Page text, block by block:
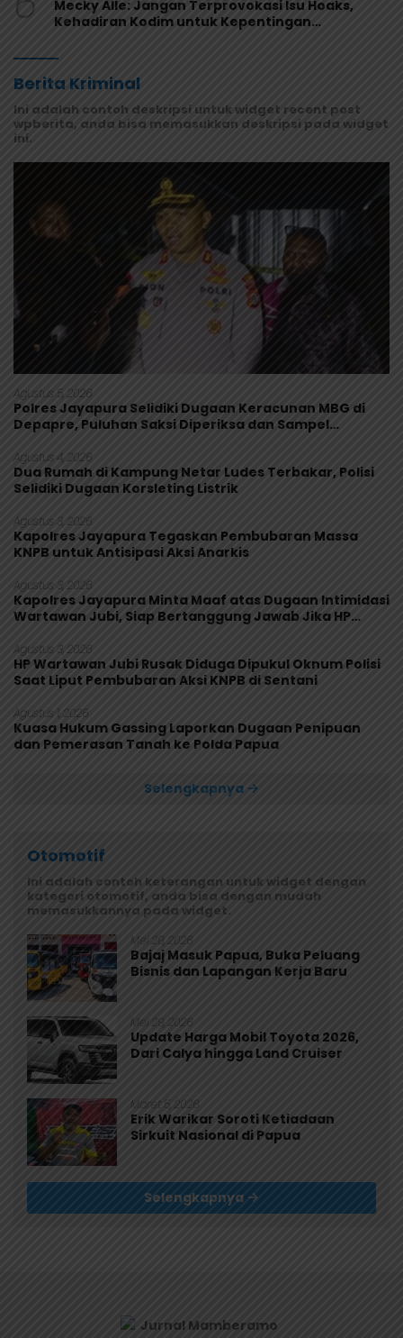
Mecky Alle: Jangan Terprovokasi Isu Hoaks,
Kehadiran Kodim untuk Kepentingan
Berita Kriminal
Ini adalah contoh deskripsi untuk widget recent post
wpberita, anda bisa memasukkan deskripsi pada widget
ini.
Agustus 5, 2026
Polres Jayapura Selidiki Dugaan Keracunan MBG di
Depapre, Puluhan Saksi Diperiksa dan Sampel
Agustus 4, 2026
Dua Rumah di Kampung Netar Ludes Terbakar, Polisi
Selidiki Dugaan Korsleting Listrik
Agustus 3, 2026
Kapolres Jayapura Tegaskan Pembubaran Massa
KNPB untuk Antisipasi Aksi Anarkis
Agustus 3, 2026
Kapolres Jayapura Minta Maaf atas Dugaan Intimidasi
Wartawan Jubi, Siap Bertanggung Jawab Jika HP
Agustus 3, 2026
HP Wartawan Jubi Rusak Diduga Dipukul Oknum Polisi
Saat Liput Pembubaran Aksi KNPB di Sentani
Agustus 1, 2026
Kuasa Hukum Gassing Laporkan Dugaan Penipuan
dan Pemerasan Tanah ke Polda Papua
Selengkapnya
Otomotif
Ini adalah contoh keterangan untuk widget dengan
kategori otomotif, anda bisa dengan mudah
memasukkannya pada widget.
Mei 29, 2026
Bajaj Masuk Papua, Buka Peluang
Bisnis dan Lapangan Kerja Baru
Mei 29, 2026
Update Harga Mobil Toyota 2026,
Dari Calya hingga Land Cruiser
Maret 5, 2026
Erik Warikar Soroti Ketiadaan
Sirkuit Nasional di Papua
Selengkapnya